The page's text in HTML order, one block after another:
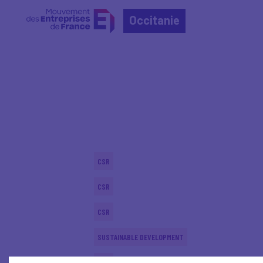
Occitanie
CSR
CSR
CSR
SUSTAINABLE DEVELOPMENT